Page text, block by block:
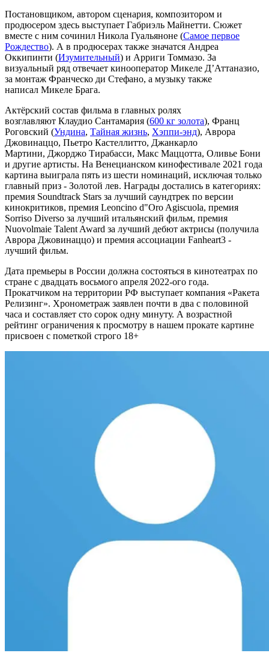
Постановщиком, автором сценария, композитором и
продюсером здесь выступает Габриэль Майнетти. Сюжет
вместе с ним сочинил Никола Гуальяноне (Самое первое
Рождество). А в продюсерах также значатся Андреа
Оккипинти (Изумительный) и Арриги Томмазо. За
визуальный ряд отвечает кинооператор Микеле Д’Аттаназио,
за монтаж Франческо ди Стефано, а музыку также
написал Микеле Брага.
Актёрский состав фильма в главных ролях
возглавляют Клаудио Сантамария (600 кг золота), Франц
Роговский (Ундина, Тайная жизнь, Хэппи-энд), Аврора
Джовинаццо, Пьетро Кастеллитто, Джанкарло
Мартини, Джорджо Тирабасси, Макс Маццотта, Оливье Бони
и другие артисты. На Венецианском кинофестивале 2021 года
картина выиграла пять из шести номинаций, исключая только
главный приз - Золотой лев. Награды достались в категориях:
премия Soundtrack Stars за лучший саундтрек по версии
кинокритиков, премия Leoncino d"Oro Agiscuola, премия
Sorriso Diverso за лучший итальянский фильм, премия
Nuovolmaie Talent Award за лучший дебют актрисы (получила
Аврора Джовинаццо) и премия ассоциации Fanheart3 -
лучший фильм.
Дата премьеры в России должна состояться в кинотеатрах по
стране с двадцать восьмого апреля 2022-ого года.
Прокатчиком на территории РФ выступает компания «Ракета
Релизинг». Хронометраж заявлен почти в два с половиной
часа и составляет сто сорок одну минуту. А возрастной
рейтинг ограничения к просмотру в нашем прокате картине
присвоен с пометкой строго 18+